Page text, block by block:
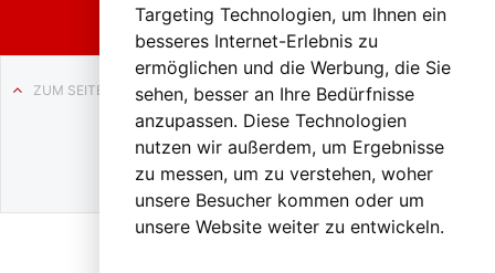
Targeting Technologien, um Ihnen ein
besseres Internet-Erlebnis zu
ermöglichen und die Werbung, die Sie
sehen, besser an Ihre Bedürfnisse
anzupassen. Diese Technologien
nutzen wir außerdem, um Ergebnisse
zu messen, um zu verstehen, woher
unsere Besucher kommen oder um
unsere Website weiter zu entwickeln.
ZUM SEITENANFANG
Auf BLO24.at werben?
+43 (0)664 2226600